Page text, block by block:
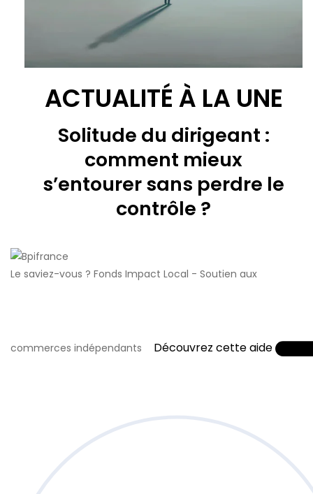
ACTUALITÉ À LA UNE
Solitude du dirigeant :
comment mieux
s’entourer sans perdre le
contrôle ?
Le saviez-vous ? Fonds Impact Local - Soutien aux
commerces indépendants Découvrez cette aide